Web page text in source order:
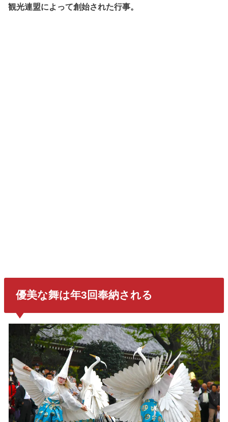
観光連盟によって創始された行事。
優美な舞は年3回奉納される